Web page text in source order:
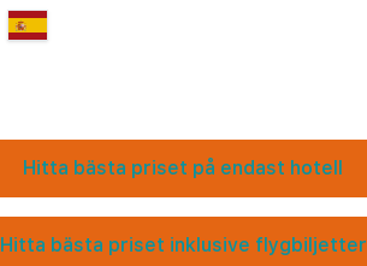
Hitta bästa priset på endast hotell
Hitta bästa priset inklusive flygbiljetter